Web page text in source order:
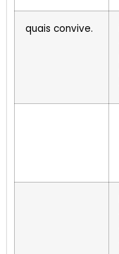
quais convive.